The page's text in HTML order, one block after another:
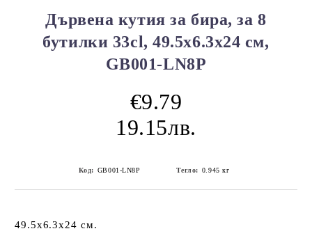
Дървена кутия за бира, за 8
бутилки 33cl, 49.5x6.3x24 см,
GB001-LN8P
€9.79
19.15лв.
Код: GB001-LN8P Тегло: 0.945 кг
49.5x6.3x24 см.